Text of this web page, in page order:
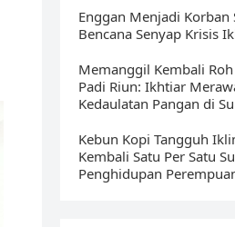
Enggan Menjadi Korban
Bencana Senyap Krisis
Memanggil Kembali
Padi Riun: Ikhtiar
Kedaulatan Pangan di
Kebun Kopi Tangguh
Kembali Satu Per Satu
Penghidupan